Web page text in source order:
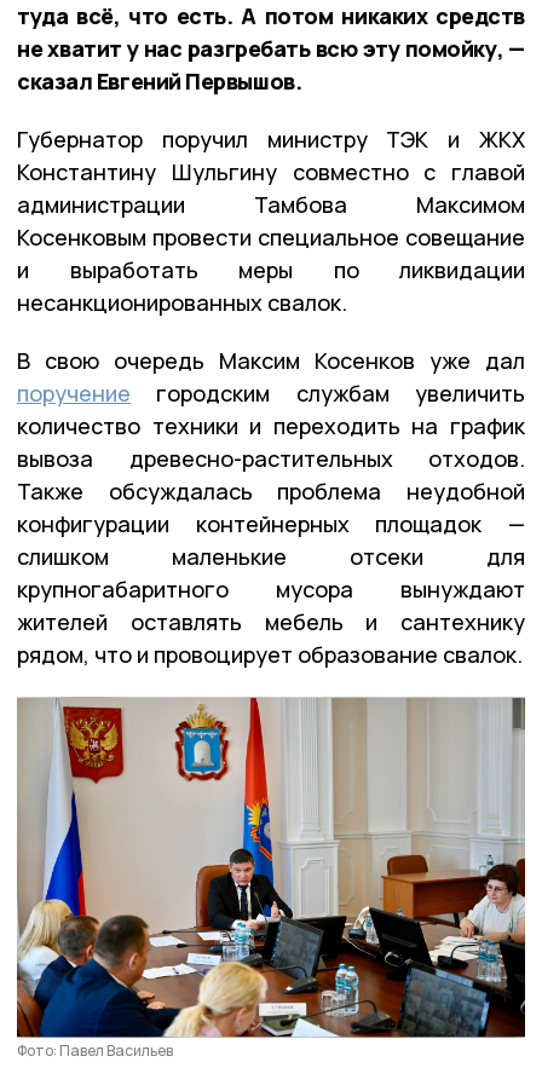
туда всё, что есть. А потом никаких средств
не хватит у нас разгребать всю эту помойку, —
сказал Евгений Первышов.
Губернатор поручил министру ТЭК и ЖКХ
Константину Шульгину совместно с главой
администрации Тамбова Максимом
Косенковым провести специальное совещание
и выработать меры по ликвидации
несанкционированных свалок.
В свою очередь Максим Косенков уже дал
поручение городским службам увеличить
количество техники и переходить на график
вывоза древесно-растительных отходов.
Также обсуждалась проблема неудобной
конфигурации контейнерных площадок —
слишком маленькие отсеки для
крупногабаритного мусора вынуждают
жителей оставлять мебель и сантехнику
рядом, что и провоцирует образование свалок.
Фото: Павел Васильев